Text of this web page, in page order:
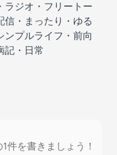
ラジオ・フリートー
信・まったり・ゆる
ンプルライフ・前向
記・日常
件を書きましょう！